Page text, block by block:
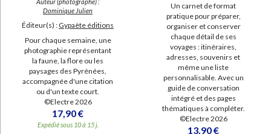
Dominique Julien
Éditeur(s) : Gypaète éditions
Pour chaque semaine, une
photographie représentant
la faune, la flore ou les
paysages des Pyrénées,
accompagnée d'une citation
ou d'un texte court.
©Electre 2026
17,90 €
Expédié sous 10 à 15 j.
Un carnet de format
pratique pour préparer,
organiser et conserver
chaque détail de ses
voyages : itinéraires,
adresses, souvenirs et
même une liste
personnalisable. Avec un
guide de conversation
intégré et des pages
thématiques à compléter.
©Electre 2026
13,90 €